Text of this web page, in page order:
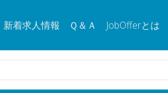
新着求人情報 Ｑ＆Ａ JobOfferとは